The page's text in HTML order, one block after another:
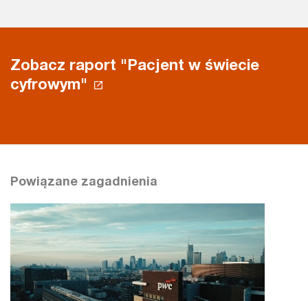
Zobacz raport "Pacjent w świecie
cyfrowym"
Powiązane zagadnienia